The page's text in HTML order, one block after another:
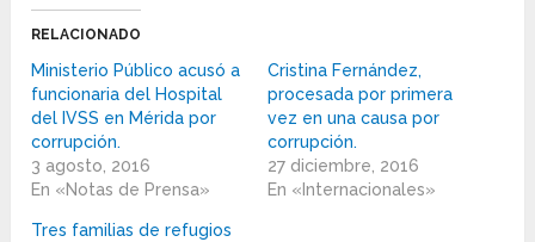
RELACIONADO
Ministerio Público acusó a
funcionaria del Hospital
del IVSS en Mérida por
corrupción.
3 agosto, 2016
En «Notas de Prensa»
Cristina Fernández,
procesada por primera
vez en una causa por
corrupción.
27 diciembre, 2016
En «Internacionales»
Tres familias de refugios